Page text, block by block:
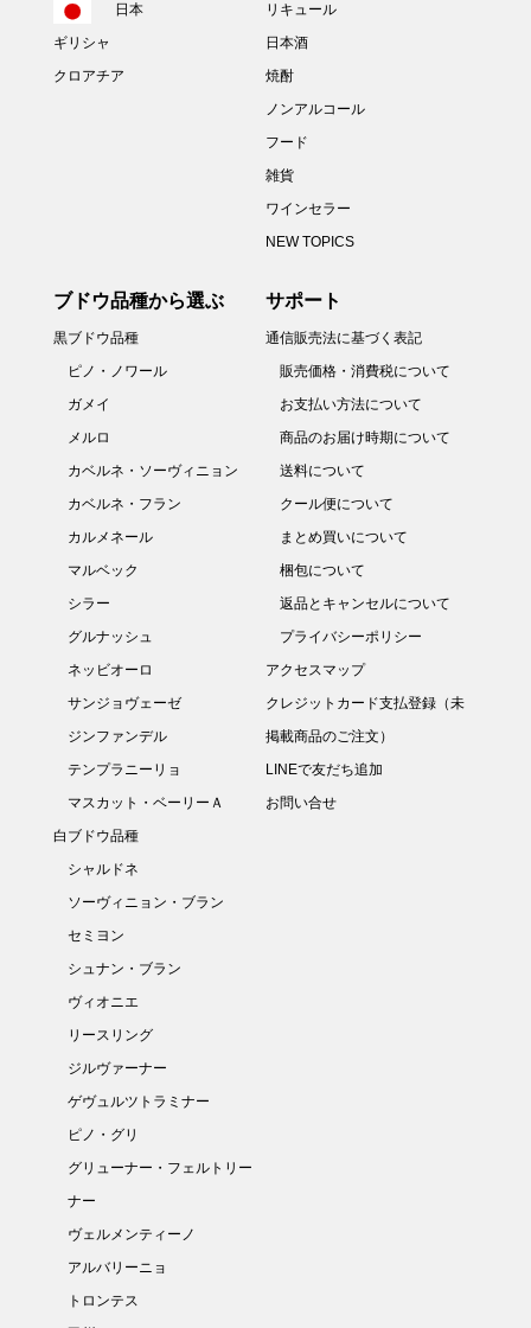
日本
ギリシャ
クロアチア
リキュール
日本酒
焼酎
ノンアルコール
フード
雑貨
ワインセラー
NEW TOPICS
ブドウ品種から選ぶ
黒ブドウ品種
ピノ・ノワール
ガメイ
メルロ
カベルネ・ソーヴィニョン
カベルネ・フラン
カルメネール
マルベック
シラー
グルナッシュ
ネッビオーロ
サンジョヴェーゼ
ジンファンデル
テンプラニーリョ
マスカット・ベーリーＡ
白ブドウ品種
シャルドネ
ソーヴィニョン・ブラン
セミヨン
シュナン・ブラン
ヴィオニエ
リースリング
ジルヴァーナー
ゲヴュルツトラミナー
ピノ・グリ
グリューナー・フェルトリー
ナー
ヴェルメンティーノ
アルバリーニョ
トロンテス
サポート
通信販売法に基づく表記
販売価格・消費税について
お支払い方法について
商品のお届け時期について
送料について
クール便について
まとめ買いについて
梱包について
返品とキャンセルについて
プライバシーポリシー
アクセスマップ
クレジットカード支払登録（未
掲載商品のご注文）
LINEで友だち追加
お問い合せ